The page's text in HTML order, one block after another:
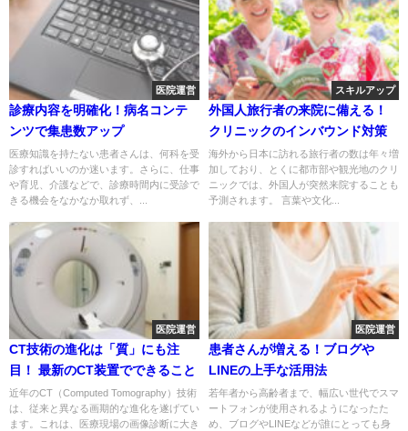
医院運営
診療内容を明確化！病名コンテ
ンツで集患数アップ
医療知識を持たない患者さんは、何科を受
診すればいいのか迷います。さらに、仕事
や育児、介護などで、診療時間内に受診で
きる機会をなかなか取れず、...
スキルアップ
外国人旅行者の来院に備える！
クリニックのインバウンド対策
海外から日本に訪れる旅行者の数は年々増
加しており、とくに都市部や観光地のクリ
ニックでは、外国人が突然来院することも
予測されます。 言葉や文化...
医院運営
CT技術の進化は「質」にも注
目！ 最新のCT装置でできること
近年のCT（Computed Tomography）技術
は、従来と異なる画期的な進化を遂げてい
ます。これは、医療現場の画像診断に大き
医院運営
患者さんが増える！ブログや
LINEの上手な活用法
若年者から高齢者まで、幅広い世代でスマ
ートフォンが使用されるようになったた
め、ブログやLINEなどが誰にとっても身